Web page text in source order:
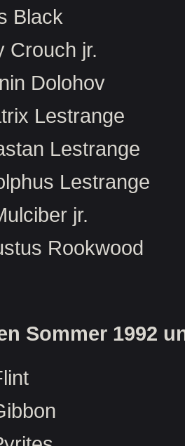
Black
Crouch jr.
Dolohov
Lestrange
Lestrange
Lestrange
jr.
Rookwood
Sommer 1992